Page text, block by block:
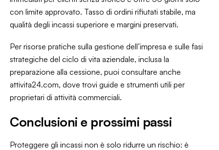
con limite approvato. Tasso di ordini rifiutati stabile, ma
qualità degli incassi superiore e margini preservati.
Per risorse pratiche sulla gestione dell’impresa e sulle fasi
strategiche del ciclo di vita aziendale, inclusa la
preparazione alla cessione, puoi consultare anche
attivita24.com, dove trovi guide e strumenti utili per
proprietari di attività commerciali.
Conclusioni e prossimi passi
Proteggere gli incassi non è solo ridurre un rischio: è